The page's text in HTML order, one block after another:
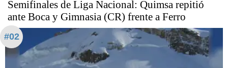
Semifinales de Liga Nacional: Quimsa repitió
ante Boca y Gimnasia (CR) frente a Ferro
#02